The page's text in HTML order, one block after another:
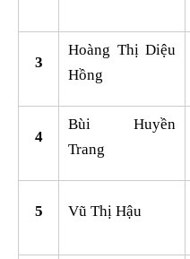
3
Hoàng Thị Diệu
Hồng
4
Bùi Huyền
Trang
5 Vũ Thị Hậu